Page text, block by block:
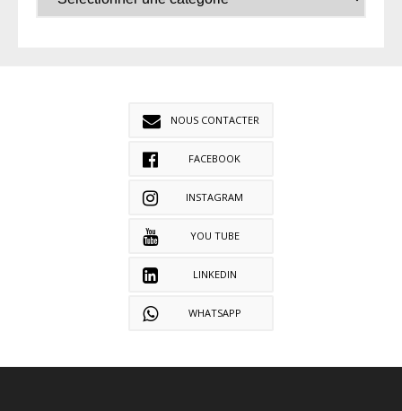
NOUS CONTACTER
FACEBOOK
INSTAGRAM
YOU TUBE
LINKEDIN
WHATSAPP